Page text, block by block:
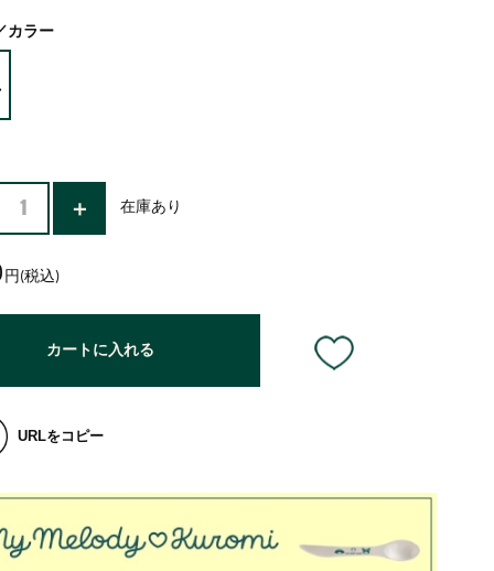
カラー
在庫あり
円(税込)
カートに入れる
URLをコピー